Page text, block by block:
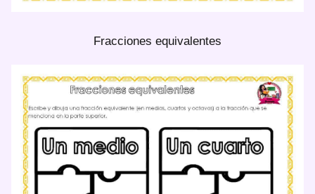
Fracciones equivalentes